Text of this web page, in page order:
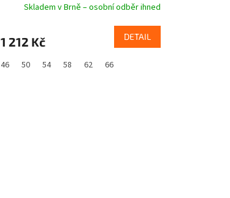
Skladem v Brně – osobní odběr ihned
1 212 Kč DETAIL
46 50 54 58 62 66